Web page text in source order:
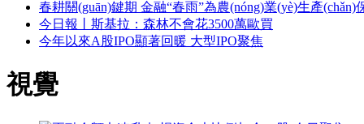
春耕關(guān)鍵期 金融“春雨”為農(nóng)業(yè)生產(chǎn)
今日報丨斯基拉：森林不會花3500萬歐買
今年以來A股IPO顯著回暖 大型IPO聚焦
視覺